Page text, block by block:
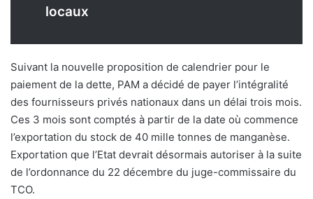
locaux
Suivant la nouvelle proposition de calendrier pour le
paiement de la dette, PAM a décidé de payer l’intégralité
des fournisseurs privés nationaux dans un délai trois mois.
Ces 3 mois sont comptés à partir de la date où commence
l’exportation du stock de 40 mille tonnes de manganèse.
Exportation que l’Etat devrait désormais autoriser à la suite
de l’ordonnance du 22 décembre du juge-commissaire du
TCO.